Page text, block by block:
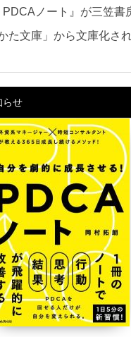
PDCAノート』が三笠書
た文庫」から文庫化さ
らせ